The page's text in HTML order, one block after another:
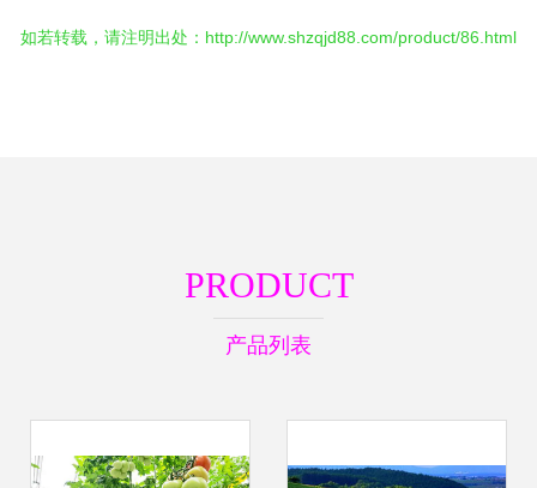
如若转载，请注明出处：http://www.shzqjd88.com/product/86.html
PRODUCT
产品列表